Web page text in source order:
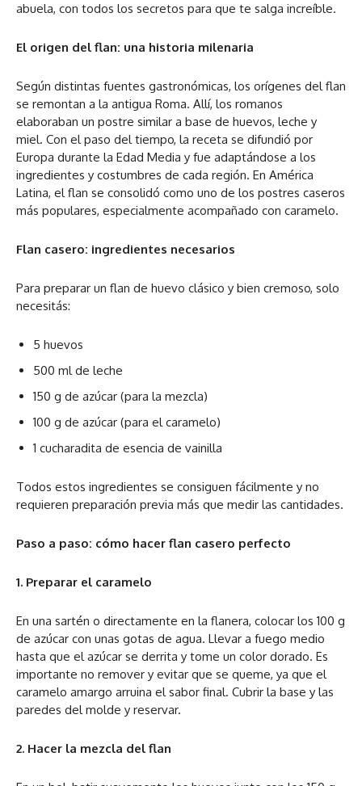
abuela, con todos los secretos para que te salga increíble.
El origen del flan: una historia milenaria
Según distintas fuentes gastronómicas, los orígenes del flan
se remontan a la antigua Roma. Allí, los romanos
elaboraban un postre similar a base de huevos, leche y
miel. Con el paso del tiempo, la receta se difundió por
Europa durante la Edad Media y fue adaptándose a los
ingredientes y costumbres de cada región. En América
Latina, el flan se consolidó como uno de los postres caseros
más populares, especialmente acompañado con caramelo.
Flan casero: ingredientes necesarios
Para preparar un flan de huevo clásico y bien cremoso, solo
necesitás:
5 huevos
500 ml de leche
150 g de azúcar (para la mezcla)
100 g de azúcar (para el caramelo)
1 cucharadita de esencia de vainilla
Todos estos ingredientes se consiguen fácilmente y no
requieren preparación previa más que medir las cantidades.
Paso a paso: cómo hacer flan casero perfecto
1. Preparar el caramelo
En una sartén o directamente en la flanera, colocar los 100 g
de azúcar con unas gotas de agua. Llevar a fuego medio
hasta que el azúcar se derrita y tome un color dorado. Es
importante no remover y evitar que se queme, ya que el
caramelo amargo arruina el sabor final. Cubrir la base y las
paredes del molde y reservar.
2. Hacer la mezcla del flan